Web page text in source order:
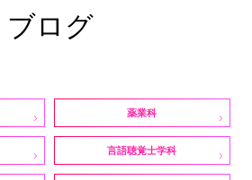
ブログ
薬業科
言語聴覚士学科